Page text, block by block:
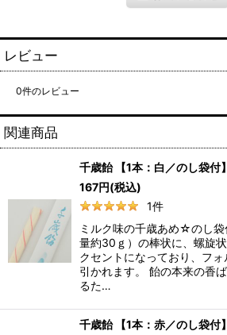
レビュー
0件のレビュー
関連商品
千歳飴 【1本：白／のし袋付】
167円(税込)
1件
ミルク味の千歳あめ☆のし
量約30ｇ）の棒状に、螺旋
クセントになっており、フ
引かれます。 飴の本来の香
るた…
千歳飴 【1本：赤／のし袋付】